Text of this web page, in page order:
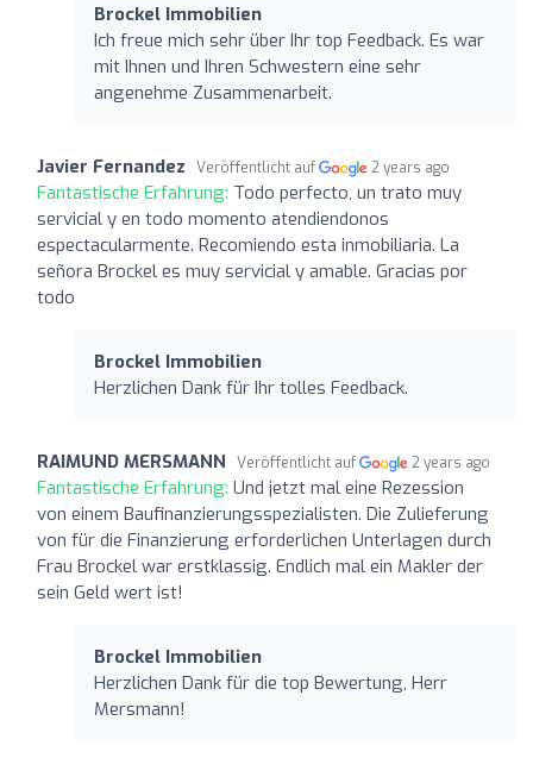
Brockel Immobilien
Ich freue mich sehr über Ihr top Feedback. Es war
mit Ihnen und Ihren Schwestern eine sehr
angenehme Zusammenarbeit.
Javier Fernandez Veröffentlicht auf 2 years ago
Fantastische Erfahrung: Todo perfecto, un trato muy
servicial y en todo momento atendiendonos
espectacularmente. Recomiendo esta inmobiliaria. La
señora Brockel es muy servicial y amable. Gracias por
todo
Brockel Immobilien
Herzlichen Dank für Ihr tolles Feedback.
RAIMUND MERSMANN Veröffentlicht auf 2 years ago
Fantastische Erfahrung: Und jetzt mal eine Rezession
von einem Baufinanzierungsspezialisten. Die Zulieferung
von für die Finanzierung erforderlichen Unterlagen durch
Frau Brockel war erstklassig. Endlich mal ein Makler der
sein Geld wert ist!
Brockel Immobilien
Herzlichen Dank für die top Bewertung, Herr
Mersmann!